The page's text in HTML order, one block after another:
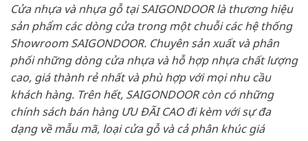
Cửa nhựa và nhựa gỗ tại SAIGONDOOR là thương hiệu
sản phẩm các dòng cửa trong một chuỗi các hệ thống
Showroom SAIGONDOOR. Chuyên sản xuất và phân
phối những dòng cửa nhựa và hỗ hợp nhựa chất lượng
cao, giá thành rẻ nhất và phù hợp với mọi nhu cầu
khách hàng. Trên hết, SAIGONDOOR còn có những
chính sách bán hàng ƯU ĐÃI CAO đi kèm với sự đa
dạng về mẫu mã, loại cửa gỗ và cả phân khúc giá